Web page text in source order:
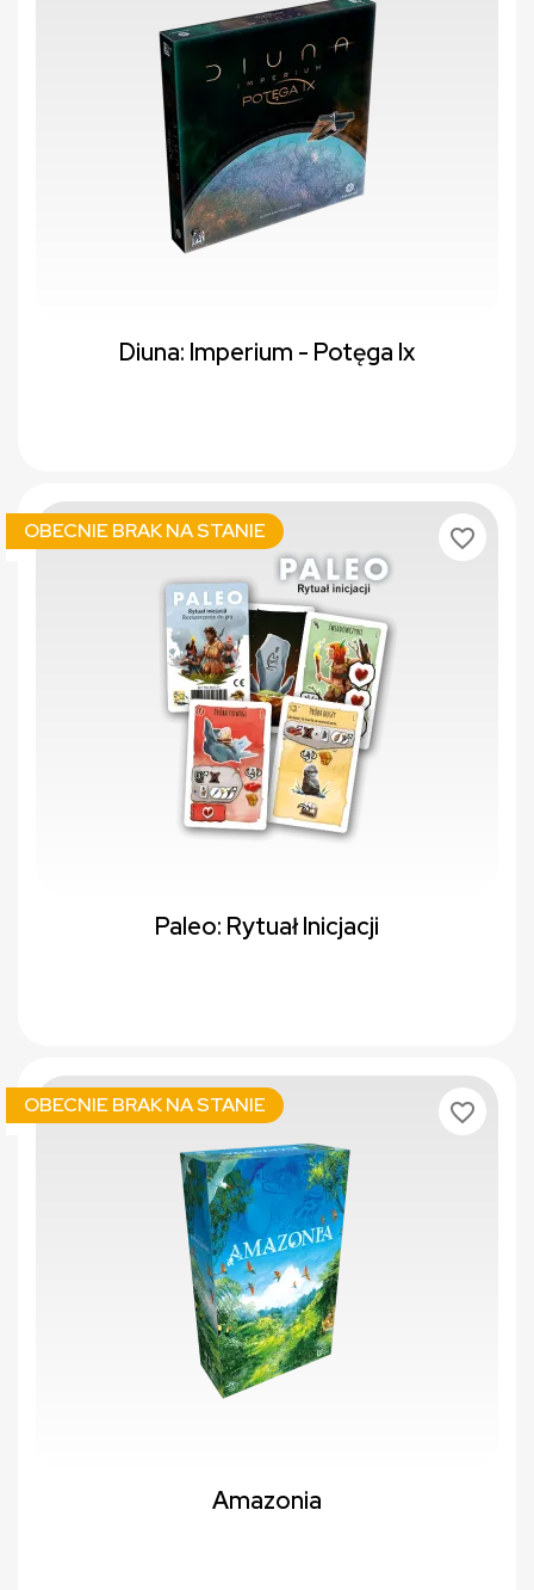
Diuna: Imperium - Potęga Ix
Paleo: Rytuał Inicjacji
OBECNIE BRAK NA STANIE favorite_border
Amazonia
OBECNIE BRAK NA STANIE favorite_border